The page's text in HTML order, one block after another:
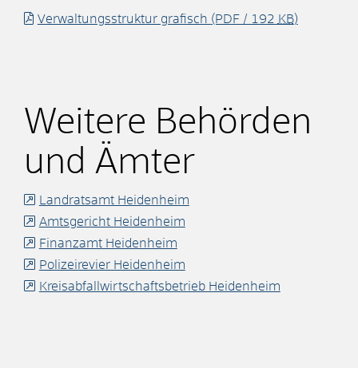
Verwaltungsstruktur grafisch (PDF / 192 KB)
Weitere Behörden
und Ämter
Landratsamt Heidenheim
Amtsgericht Heidenheim
Finanzamt Heidenheim
Polizeirevier Heidenheim
Kreisabfallwirtschaftsbetrieb Heidenheim